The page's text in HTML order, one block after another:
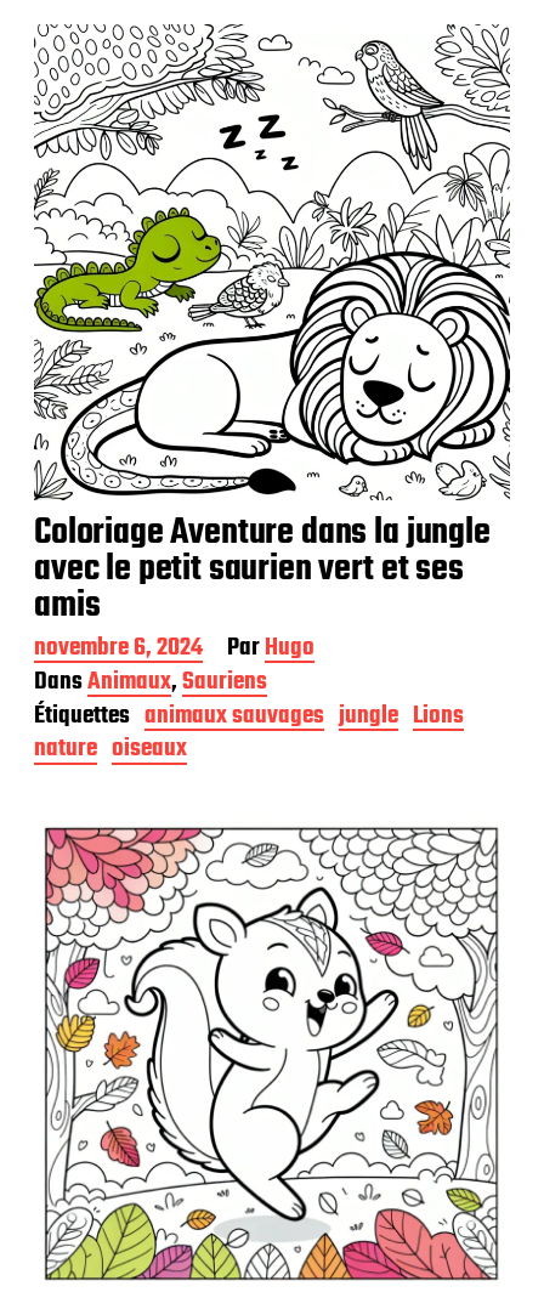
u
b
l
i
c
a
t
i
o
Coloriage Aventure dans la jungle
avec le petit saurien vert et ses
amis
D
a
t
e
d
e
novembre 6, 2024 ParHugo
DansAnimaux,Sauriens
Étiquettes animaux sauvages jungle Lions
nature oiseaux